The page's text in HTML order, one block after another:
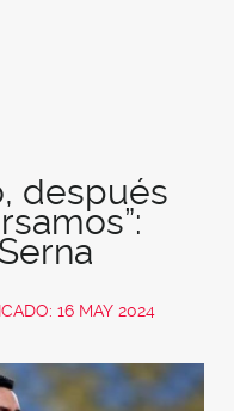
después
16 MAY 2024